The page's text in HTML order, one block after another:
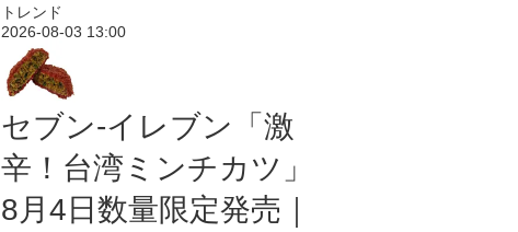
トレンド
2026-08-03 13:00
セブン-イレブン「激
辛！台湾ミンチカツ」
8月4日数量限定発売｜